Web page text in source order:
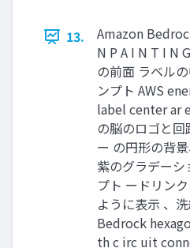
13.
Amazon
N P A I N T I N
の前面 ラベル
ンプト AWS
label center ar
の脳のロゴと
ー の円形の背
紫のグラデー
プト ードリン
ように表示 、
Bedrock
th c irc uit